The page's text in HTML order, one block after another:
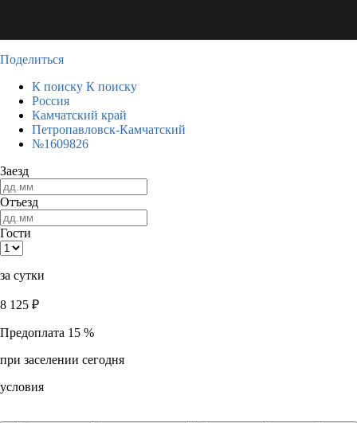
Поделиться
К поиску К поиску
Россия
Камчатский край
Петропавловск-Камчатский
№1609826
Заезд
Отъезд
Гости
за сутки
8 125 ₽
Предоплата 15 %
при заселении сегодня
условия